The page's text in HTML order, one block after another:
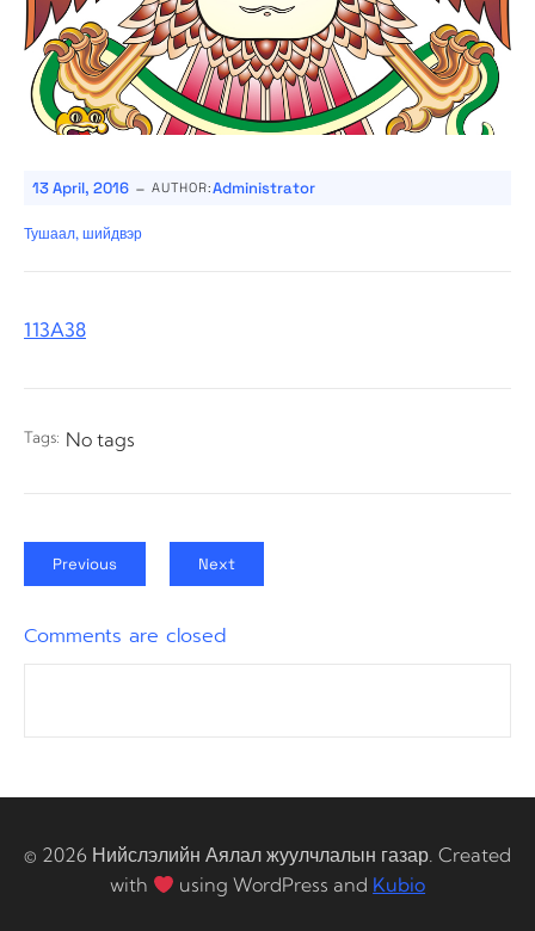
13 April, 2016 - AUTHOR:Administrator
Тушаал, шийдвэр
113A38
Tags: No tags
Previous Next
Comments are closed
© 2026 Нийслэлийн Аялал жуулчлалын газар. Created
with
using WordPress and Kubio